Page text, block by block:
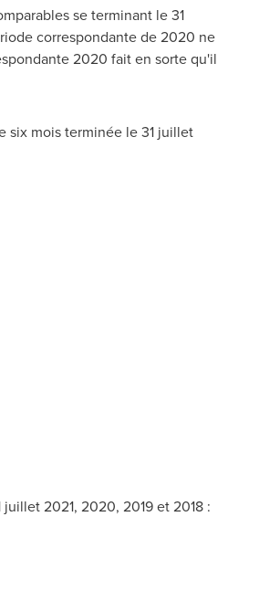
se terminant le 31
correspondante de 2020 ne
2020 fait en sorte qu'il
six mois terminée le 31 juillet
juillet 2021, 2020, 2019 et2018 :